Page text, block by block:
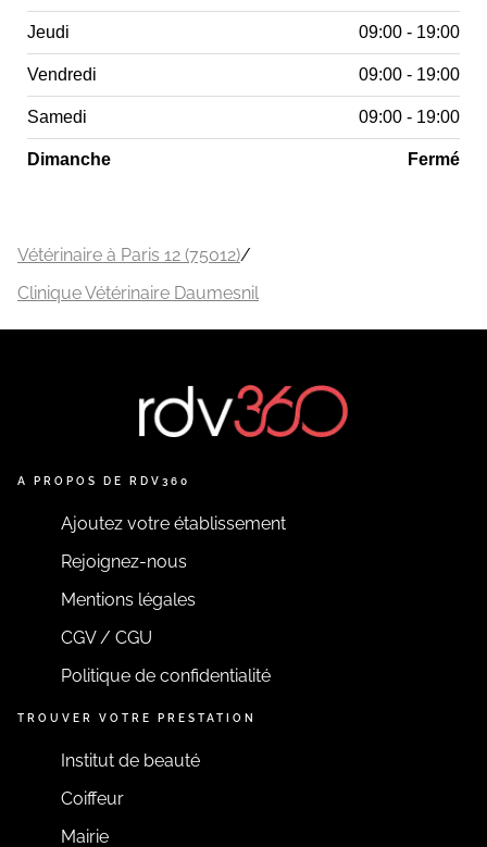
Jeudi 09:00 - 19:00
Vendredi 09:00 - 19:00
Samedi 09:00 - 19:00
Dimanche Fermé
Vétérinaire à Paris 12 (75012)/
Clinique Vétérinaire Daumesnil
A PROPOS DE RDV360
Ajoutez votre établissement
Rejoignez-nous
Mentions légales
CGV / CGU
Politique de confidentialité
TROUVER VOTRE PRESTATION
Institut de beauté
Coiffeur
Mairie